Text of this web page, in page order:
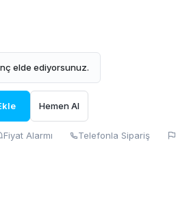
elde ediyorsunuz.
Hemen Al
Fiyat Alarmı Telefonla Sipariş